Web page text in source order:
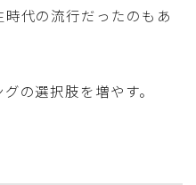
代の流行だったのもあ
の選択肢を増やす。